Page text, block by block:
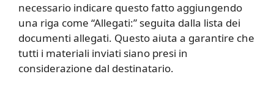
necessario indicare questo fatto aggiungendo
una riga come “Allegati:” seguita dalla lista dei
documenti allegati. Questo aiuta a garantire che
tutti i materiali inviati siano presi in
considerazione dal destinatario.